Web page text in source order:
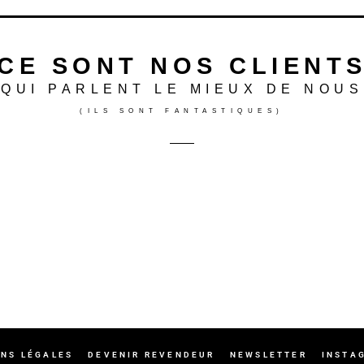
SONT NOS CLIENTS
QUI PARLENT LE MIEUX DE NOUS
(ILS SONT FANTASTIQUES)